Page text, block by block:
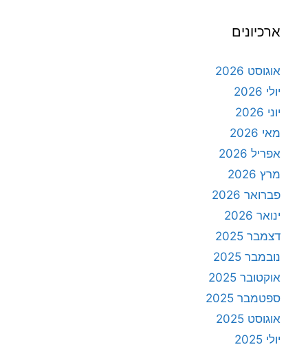
ארכיונים
אוגוסט 2026
יולי 2026
יוני 2026
מאי 2026
אפריל 2026
מרץ 2026
פברואר 2026
ינואר 2026
דצמבר 2025
נובמבר 2025
אוקטובר 2025
ספטמבר 2025
אוגוסט 2025
יולי 2025